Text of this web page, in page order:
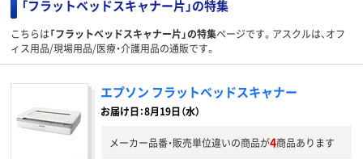
「フラットベッドスキャナー片」の特集
こちらは「フラットベッドスキャナー片」の特集ページです。アスクルは、オフ
ィス用品/現場用品/医療・介護用品の通販です。
エプソン フラットベッドスキャナー
お届け日：8月19日（水）
メーカー品番・販売単位違いの商品が4商品あります